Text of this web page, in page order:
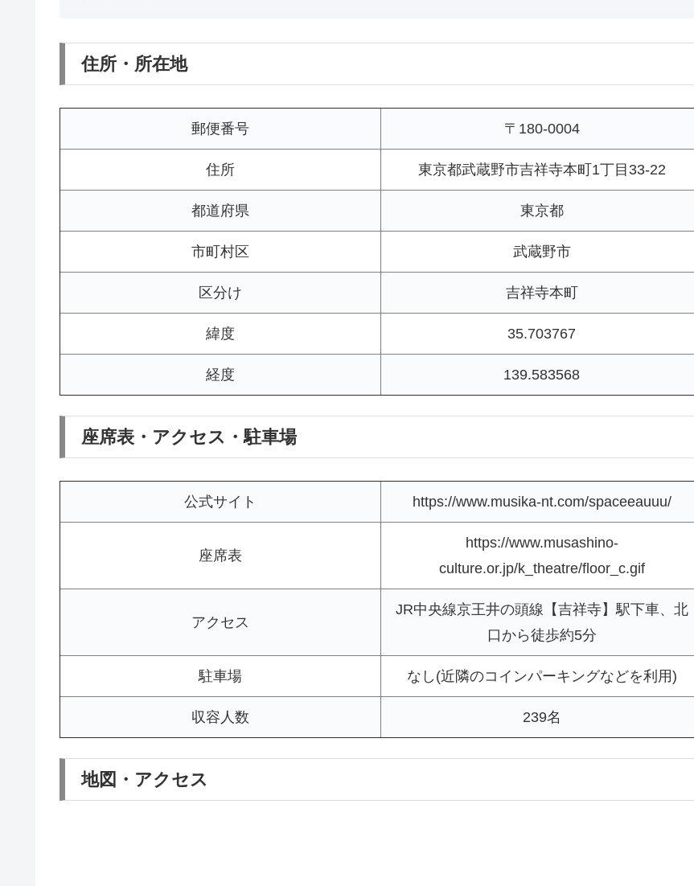
住所・所在地
郵便番号 〒180-0004
住所 東京都武蔵野市吉祥寺本町1丁目33-22
都道府県 東京都
市町村区 武蔵野市
区分け 吉祥寺本町
緯度 35.703767
経度 139.583568
座席表・アクセス・駐車場
公式サイト https://www.musika-nt.com/spaceeauuu/
座席表
https://www.musashino-
culture.or.jp/k_theatre/floor_c.gif
アクセス
JR中央線京王井の頭線【吉祥寺】駅下車、北
口から徒歩約5分
駐車場 なし(近隣のコインパーキングなどを利用)
収容人数 239名
地図・アクセス